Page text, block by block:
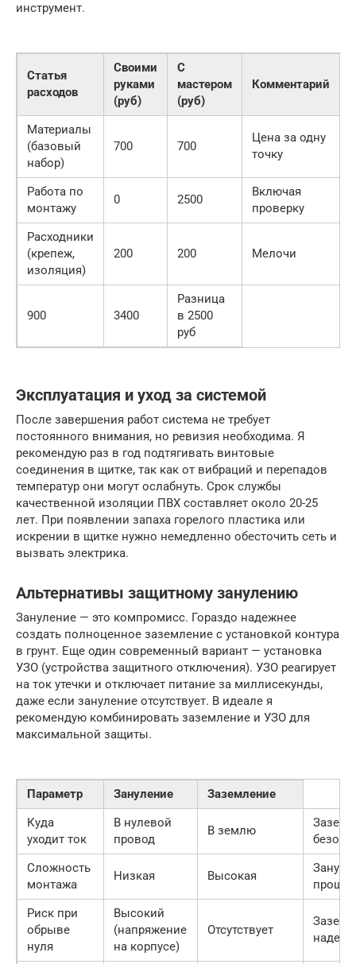
инструмент.
Статья
расходов
Своими
руками
(руб)
С
мастером
(руб)
Комментарий
Материалы
(базовый
набор)
700 700
Цена за одну
точку
Работа по
монтажу
0 2500
Включая
проверку
Расходники
(крепеж,
изоляция)
200 200 Мелочи
900 3400
Разница
в 2500
руб
Эксплуатация и уход за системой
После завершения работ система не требует
постоянного внимания, но ревизия необходима. Я
рекомендую раз в год подтягивать винтовые
соединения в щитке, так как от вибраций и перепадов
температур они могут ослабнуть. Срок службы
качественной изоляции ПВХ составляет около 20-25
лет. При появлении запаха горелого пластика или
искрении в щитке нужно немедленно обесточить сеть и
вызвать электрика.
Альтернативы защитному занулению
Зануление — это компромисс. Гораздо надежнее
создать полноценное заземление с установкой контура
в грунт. Еще один современный вариант — установка
УЗО (устройства защитного отключения). УЗО реагирует
на ток утечки и отключает питание за миллисекунды,
даже если зануление отсутствует. В идеале я
рекомендую комбинировать заземление и УЗО для
максимальной защиты.
Параметр Зануление
Заземление
Куда
уходит ток
В нулевой
провод
В землю
Сложность
монтажа
Низкая Высокая
проще
Риск при
обрыве
нуля
Высокий
(напряжение
на корпусе)
Отсутствует